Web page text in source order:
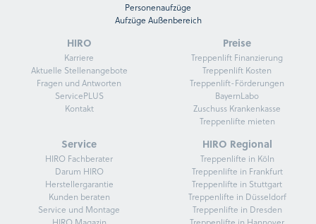
Personenaufzüge
Aufzüge Außenbereich
HIRO
Karriere
Aktuelle Stellenangebote
Fragen und Antworten
ServicePLUS
Kontakt
Preise
Treppenlift Finanzierung
Treppenlift Kosten
Treppenlift-Förderungen
BayernLabo
Zuschuss Krankenkasse
Treppenlifte mieten
Service
HIRO Fachberater
Darum HIRO
Herstellergarantie
Kunden beraten
Service und Montage
HIRO Regional
Treppenlifte in Köln
Treppenlifte in Frankfurt
Treppenlifte in Stuttgart
Treppenlifte in Düsseldorf
Treppenlifte in Dresden